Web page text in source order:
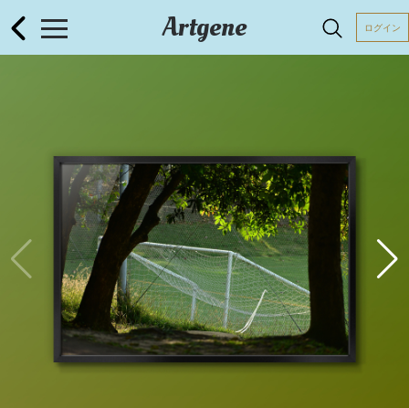
Artgene ログイン